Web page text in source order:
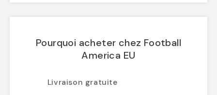
Pourquoi acheter chez Football
America EU
Livraison gratuite